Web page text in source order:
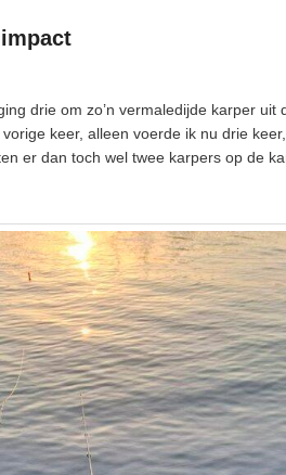
drie om zo’n vermaledijde karper uit
keer, alleen voerde ik nu drie
er dan toch wel twee karpers op de